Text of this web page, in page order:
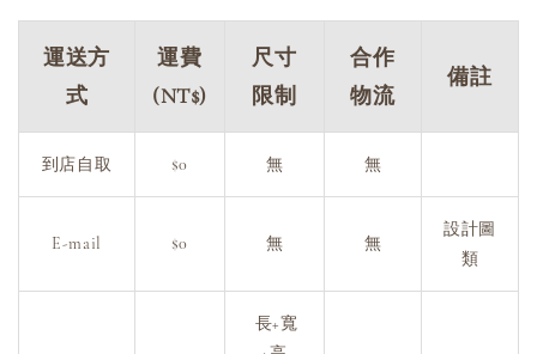
運送方
式
運費
(NT$)
尺寸
限制
合作
物流
備註
到店自取 $0 無 無
E-mail $0 無 無
設計圖
類
長+寬